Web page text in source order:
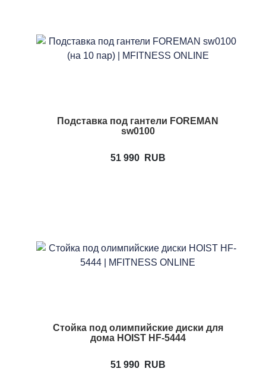
Подставка под гантели FOREMAN
sw0100
51 990 RUB
Стойка под олимпийские диски для
дома HOIST HF-5444
51 990 RUB